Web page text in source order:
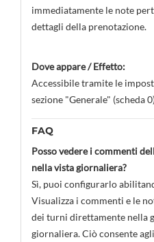
immediatamente le note
dettagli della prenotazione.
Dove appare / Effetto:
Accessibile tramite le
sezione "Generale" (scheda
FAQ
Posso vedere i commenti
nella vista giornaliera?
Sì, puoi configurarlo
Visualizza i commenti e le
dei turni direttamente nella
giornaliera. Ciò consente